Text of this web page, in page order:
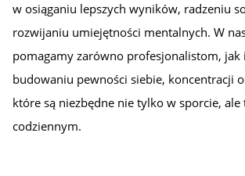
w osiąganiu lepszych wyników, radzeniu
rozwijaniu umiejętności mentalnych. W
pomagamy zarówno profesjonalistom,
budowaniu pewności siebie, koncentracji
które są niezbędne nie tylko w sporcie, ale
codziennym.